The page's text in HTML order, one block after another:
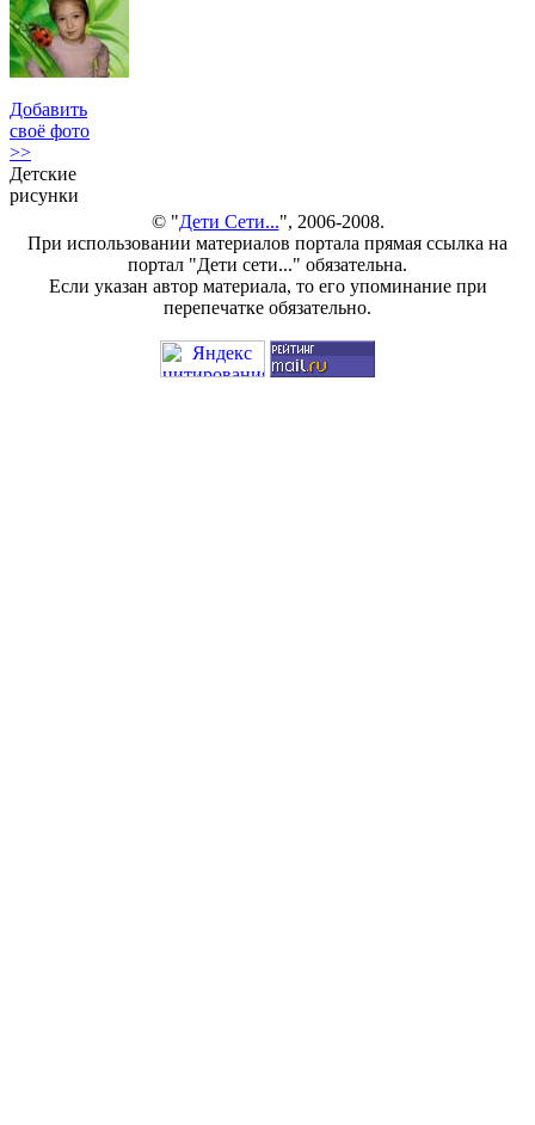
Добавить
своё фото
>>
Детские
рисунки
© "Дети Сети...", 2006-2008.
При использовании материалов портала прямая ссылка на
портал "Дети сети..." обязательна.
Если указан автор материала, то его упоминание при
перепечатке обязательно.